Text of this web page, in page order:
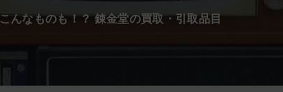
こんなものも！？ 錬金堂の買取・引取品目